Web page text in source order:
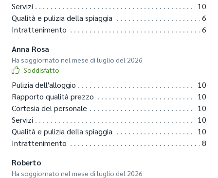
Servizi
10
Qualità e pulizia della spiaggia
6
Intrattenimento
6
Anna Rosa
Ha soggiornato nel mese di luglio del 2026
Soddisfatto
Pulizia dell'alloggio
10
Rapporto qualità prezzo
10
Cortesia del personale
10
Servizi
10
Qualità e pulizia della spiaggia
10
Intrattenimento
8
Roberto
Ha soggiornato nel mese di luglio del 2026